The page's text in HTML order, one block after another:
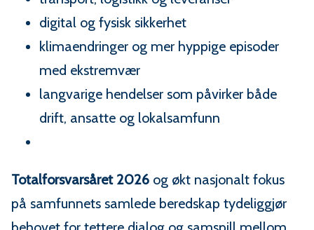
digital og fysisk sikkerhet
klimaendringer og mer hyppige episoder
med ekstremvær
langvarige hendelser som påvirker både
drift, ansatte og lokalsamfunn
Totalforsvarsåret 2026 og økt nasjonalt fokus
på samfunnets samlede beredskap tydeliggjør